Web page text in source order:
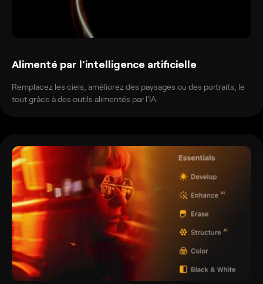
Alimenté par l'intelligence artificielle
Remplacez les ciels, améliorez des paysages ou des portraits, le
tout grâce à des outils alimentés par l'IA.